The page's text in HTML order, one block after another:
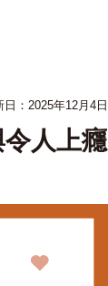
： 2025年12月4日
人上癮